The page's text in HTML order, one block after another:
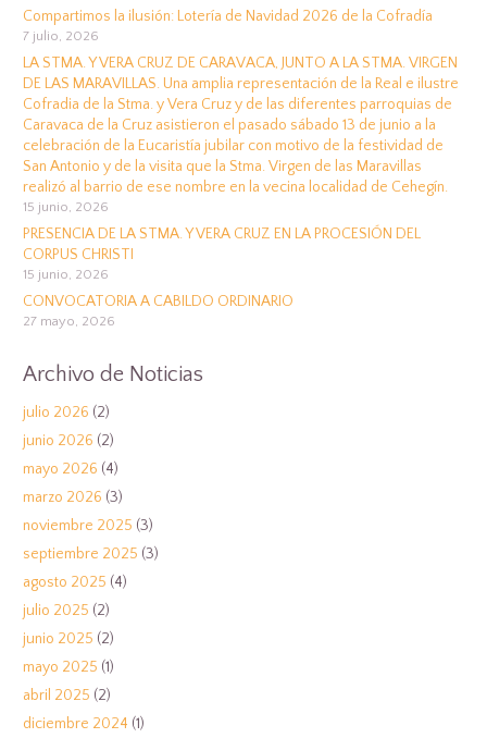
Compartimos la ilusión: Lotería de Navidad 2026 de la Cofradía
7 julio, 2026
LA STMA. Y VERA CRUZ DE CARAVACA, JUNTO A LA STMA. VIRGEN
DE LAS MARAVILLAS. Una amplia representación de la Real e ilustre
Cofradia de la Stma. y Vera Cruz y de las diferentes parroquias de
Caravaca de la Cruz asistieron el pasado sábado 13 de junio a la
celebración de la Eucaristía jubilar con motivo de la festividad de
San Antonio y de la visita que la Stma. Virgen de las Maravillas
realizó al barrio de ese nombre en la vecina localidad de Cehegín.
15 junio, 2026
PRESENCIA DE LA STMA. Y VERA CRUZ EN LA PROCESIÓN DEL
CORPUS CHRISTI
15 junio, 2026
CONVOCATORIA A CABILDO ORDINARIO
27 mayo, 2026
Archivo de Noticias
julio 2026 (2)
junio 2026 (2)
mayo 2026 (4)
marzo 2026 (3)
noviembre 2025 (3)
septiembre 2025 (3)
agosto 2025 (4)
julio 2025 (2)
junio 2025 (2)
mayo 2025 (1)
abril 2025 (2)
diciembre 2024 (1)